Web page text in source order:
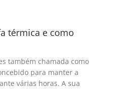
térmica e como
também chamada como
para manter a
várias horas. A sua